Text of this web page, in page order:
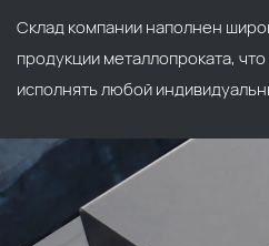
Cклад компании наполнен
продукции металлопроката,
исполнять любой